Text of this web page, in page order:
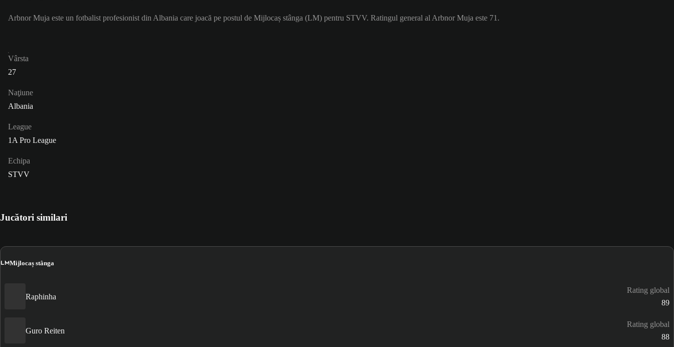
Arbnor Muja este un fotbalist profesionist din Albania care joacă pe postul de Mijlocaș stânga (LM) pentru STVV. Ratingul general al Arbnor Muja este 71.
Vârsta
27
Naţiune
Albania
League
1A Pro League
Echipa
STVV
Jucători similari
LMMijlocaș stânga
Raphinha
Rating global
89
Guro Reiten
Rating global
88